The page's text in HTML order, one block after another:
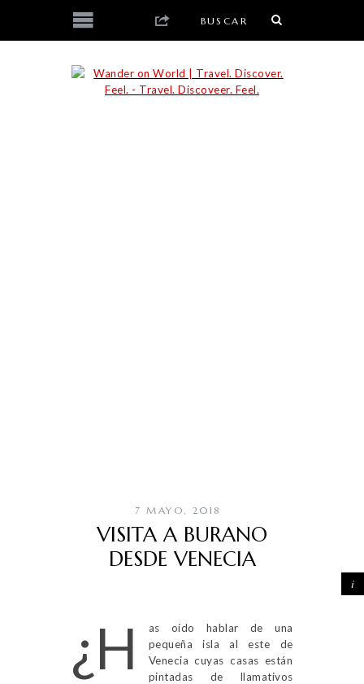
7 MAYO, 2018
VISITA A BURANO
DESDE VENECIA
¿H
as oído hablar de una
pequeña isla al este de
Venecia cuyas casas están
pintadas de llamativos